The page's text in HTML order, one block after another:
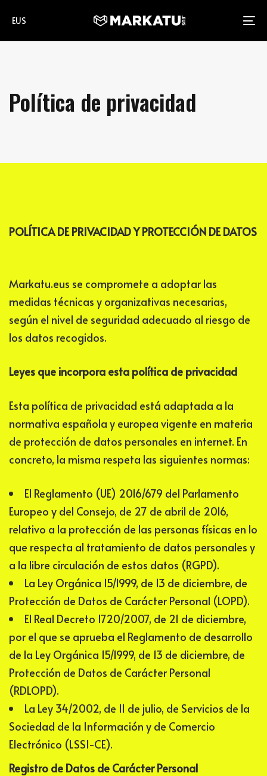
links to
primary
to
content
EUS
Política de privacidad
POLÍTICA DE PRIVACIDAD Y PROTECCIÓN DE DATOS
Markatu.eus se compromete a adoptar las
medidas técnicas y organizativas necesarias,
según el nivel de seguridad adecuado al riesgo de
los datos recogidos.
Leyes que incorpora esta política de privacidad
Esta política de privacidad está adaptada a la
normativa española y europea vigente en materia
de protección de datos personales en internet. En
concreto, la misma respeta las siguientes normas:
El Reglamento (UE) 2016/679 del Parlamento
Europeo y del Consejo, de 27 de abril de 2016,
relativo a la protección de las personas físicas en lo
que respecta al tratamiento de datos personales y
a la libre circulación de estos datos (RGPD).
La Ley Orgánica 15/1999, de 13 de diciembre, de
Protección de Datos de Carácter Personal (LOPD).
El Real Decreto 1720/2007, de 21 de diciembre,
por el que se aprueba el Reglamento de desarrollo
de la Ley Orgánica 15/1999, de 13 de diciembre, de
Protección de Datos de Carácter Personal
(RDLOPD).
La Ley 34/2002, de 11 de julio, de Servicios de la
Sociedad de la Información y de Comercio
Electrónico (LSSI-CE).
Registro de Datos de Carácter Personal